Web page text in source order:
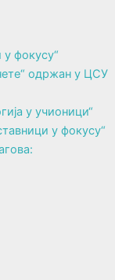
фокусу“
одржан у ЦСУ
у учионици“
у фокусу“